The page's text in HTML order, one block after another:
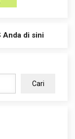
Anda di sini
Cari